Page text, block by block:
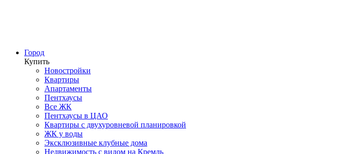
Город
Купить
Новостройки
Квартиры
Апартаменты
Пентхаусы
Все ЖК
Пентхаусы в ЦАО
Квартиры с двухуровневой планировкой
ЖК у воды
Эксклюзивные клубные дома
Недвижимость с видом на Кремль